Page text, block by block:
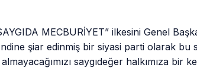
MECBURİYET” ilkesini Genel
şiar edinmiş bir siyasi parti olarak bu
saygıdeğer halkımıza bir